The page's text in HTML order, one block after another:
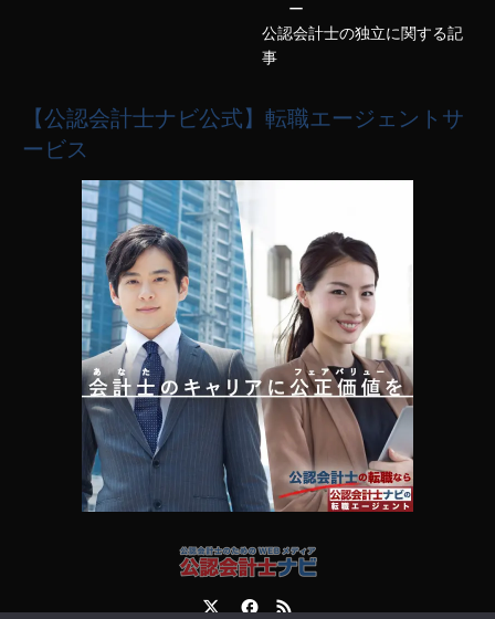
ー
公認会計士の独立に関する記
事
【公認会計士ナビ公式】転職エージェントサ
ービス